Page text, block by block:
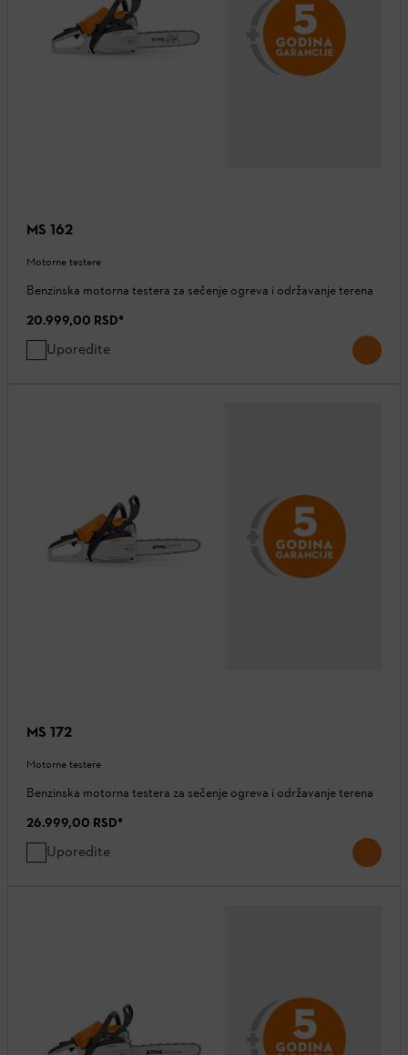
MS 162
Motorne testere
Benzinska motorna testera za sečenje ogreva i održavanje terena
20.999,00 RSD*
Uporedite
MS 172
Motorne testere
Benzinska motorna testera za sečenje ogreva i održavanje terena
26.999,00 RSD*
Uporedite